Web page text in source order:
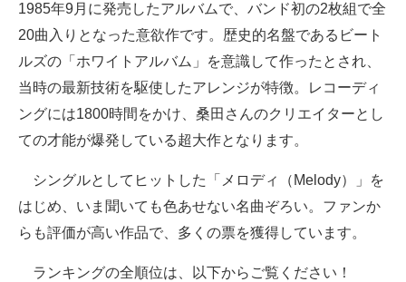
1985年9月に発売したアルバムで、バンド初の2枚組で全
20曲入りとなった意欲作です。歴史的名盤であるビート
ルズの「ホワイトアルバム」を意識して作ったとされ、
当時の最新技術を駆使したアレンジが特徴。レコーディ
ングには1800時間をかけ、桑田さんのクリエイターとし
ての才能が爆発している超大作となります。
シングルとしてヒットした「メロディ（Melody）」を
はじめ、いま聞いても色あせない名曲ぞろい。ファンか
らも評価が高い作品で、多くの票を獲得しています。
ランキングの全順位は、以下からご覧ください！